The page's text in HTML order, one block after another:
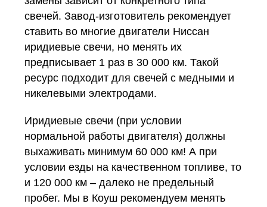
свечей. Завод-изготовитель рекомендует
ставить во многие двигатели Ниссан
иридиевые свечи, но менять их
предписывает 1 раз в 30 000 км. Такой
ресурс подходит для свечей с медными и
никелевыми электродами.
Иридиевые свечи (при условии
нормальной работы двигателя) должны
выхаживать минимум 60 000 км! А при
условии езды на качественном топливе, то
и 120 000 км – далеко не предельный
пробег. Мы в Коуш рекомендуем менять